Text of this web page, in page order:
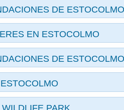
DE
EN ESTOCOLMO
DE
PARK